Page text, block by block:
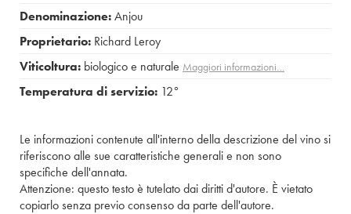
Denominazione:Anjou
Proprietario: Richard Leroy
Viticoltura: biologico e naturale Maggiori informazioni…
Temperatura di servizio: 12°
Le informazioni contenute all'interno della descrizione del vino si
riferiscono alle sue caratteristiche generali e non sono
specifiche dell'annata.
Attenzione: questo testo è tutelato dai diritti d'autore. È vietato
copiarlo senza previo consenso da parte dell'autore.